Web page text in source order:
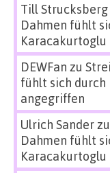
Till Strucksberg
Dahmen fühlt
DEWFan zu
fühlt sich durch
angegriffen
Ulrich Sanderzu
Dahmen fühlt